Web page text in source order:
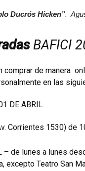
Ducrós Hicken”.
BAFICI
comprar de manera
en las
DE ABRIL
Corrientes 1530) de
– de lunes a lunes
excepto Teatro San